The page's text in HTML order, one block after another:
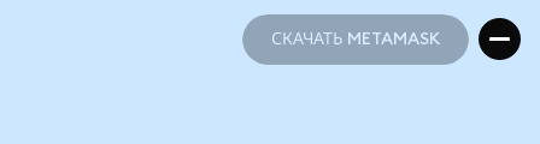
СКАЧАТЬ METAMASK